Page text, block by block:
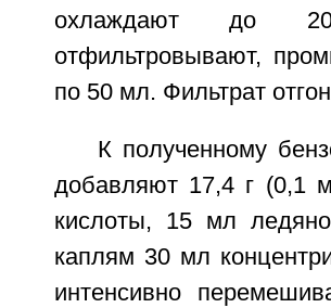
охлаждают до
отфильтровывают,
по 50 мл. Фильтрат
К полученному
добавляют 17,4 г (0,1
кислоты, 15 мл
каплям 30 мл
интенсивно